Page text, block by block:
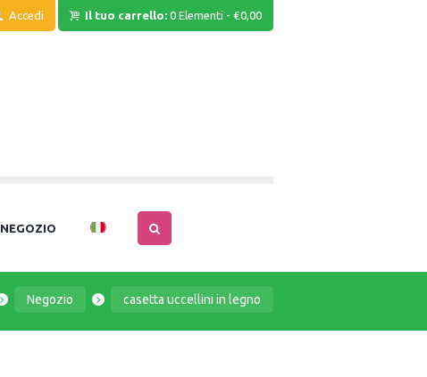
Accedi Il tuo carrello: 0 Elementi -€0,00
NEGOZIO
Negozio casetta uccellini in legno